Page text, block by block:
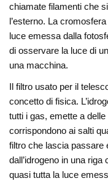
chiamate filamenti che
l’esterno. La
luce emessa dalla
di osservare la luce di
una macchina.
Il filtro usato per il
concetto di fisica.
tutti i gas, emette a
corrispondono ai salti
filtro che lascia
dall’idrogeno in una
quasi tutta la luce